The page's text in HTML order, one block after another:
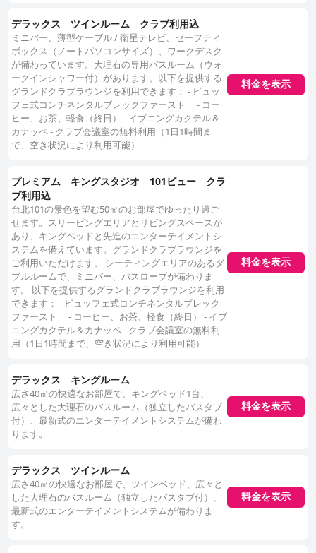
デラックス ツインルーム クラブ利用込
ミニバー、薄型ケーブル / 衛星テレビ、セーフティ
ボックス（ノートパソコンサイズ）、ワークデスク
が備わっています。大理石の専用バスルーム（ウォ
ークインシャワー付）があります。以下を提供する
グランドクラブラウンジを利用できます： - ビュッ
フェ式コンチネンタルブレックファースト - コー
ヒー、お茶、軽食（終日） - イブニングカクテル＆
カナッペ - クラブ会議室の無料利用（1日1時間ま
で、空き状況により利用可能）
料金を表示
プレミアム キングスタジオ 101ビュー クラ
ブ利用込
台北101の景色を望む50㎡のお部屋でゆったり過ご
せます。スリーピングエリアとリビングスペースが
あり、キングベッドと先進のエンターテイメントシ
ステムを備えています。グランドクラブラウンジを
ご利用いただけます。 シーティングエリアのあるダ
ブルルームで、ミニバー、バスローブが備わりま
す。 以下を提供するグランドクラブラウンジを利用
できます： - ビュッフェ式コンチネンタルブレック
ファースト - コーヒー、お茶、軽食（終日） - イブ
ニングカクテル＆カナッペ - クラブ会議室の無料利
用（1日1時間まで、空き状況により利用可能）
料金を表示
デラックス キングルーム
広さ40㎡の快適なお部屋で、キングベッド1台、
広々とした大理石のバスルーム（独立したバスタブ
付）、最新式のエンターテイメントシステムが備わ
ります。
料金を表示
デラックス ツインルーム
広さ40㎡の快適なお部屋で、ツインベッド、広々と
した大理石のバスルーム（独立したバスタブ付）、
最新式のエンターテイメントシステムが備わりま
す。
料金を表示